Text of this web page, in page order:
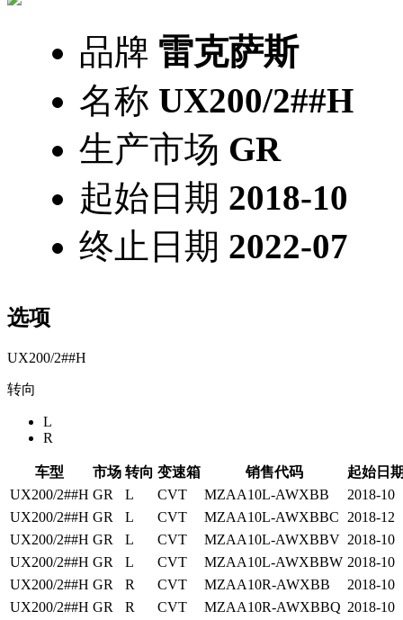
品牌 雷克萨斯
名称 UX200/2##H
生产市场 GR
起始日期 2018-10
终止日期 2022-07
选项
UX200/2##H
转向
L
R
车型 市场 转向 变速箱 销售代码
起始日
UX200/2##H GR L CVT MZAA10L-AWXBB
2018-10
UX200/2##H GR L CVT MZAA10L-AWXBBC
2018-12
UX200/2##H GR L CVT MZAA10L-AWXBBV 2018-10
UX200/2##H GR L CVT MZAA10L-AWXBBW 2018-10
UX200/2##H GR R CVT MZAA10R-AWXBB
2018-10
UX200/2##H GR R CVT MZAA10R-AWXBBQ 2018-10